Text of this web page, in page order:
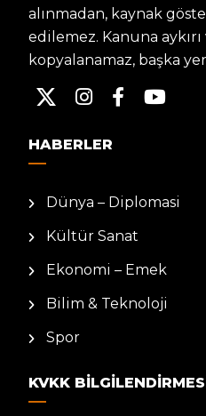
alınmadan, kaynak
edilemez. Kanuna
kopyalanamaz, başka
HABERLER
Dünya – Diplomasi
Kültür Sanat
Ekonomi – Emek
Bilim & Teknoloji
Spor
KVKK